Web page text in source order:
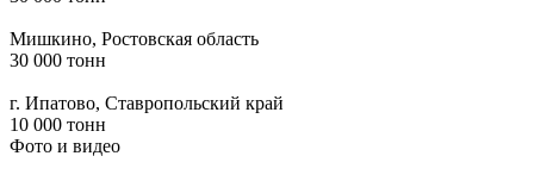
Мишкино, Ростовская область
30 000 тонн
г. Ипатово, Ставропольский край
10 000 тонн
Фото и видео